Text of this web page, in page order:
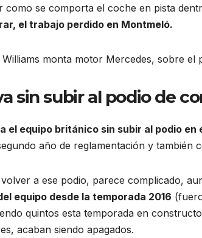
se comporta el coche en pista
el trabajo perdido en Montmeló.
monta motor Mercedes, sobre el
sin subir al podio de
el equipo británico sin subir al podio
año de reglamentación y
a ese podio, parece complicado,
equipo desde la temporada 2016
quintos esta temporada en
acaban siendo apagados.